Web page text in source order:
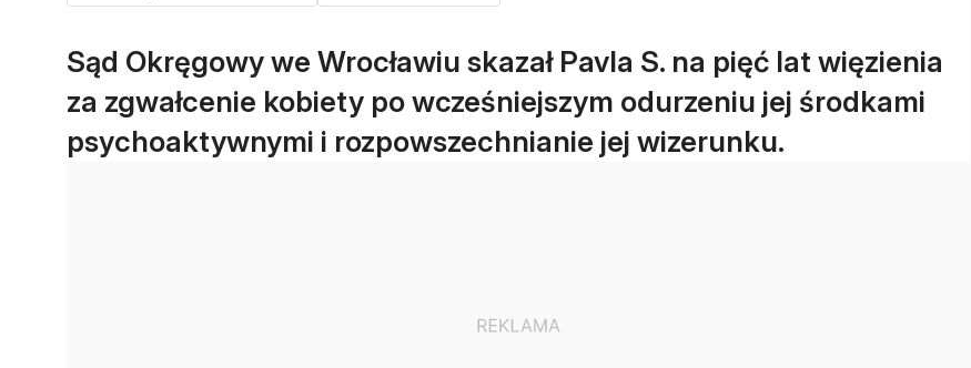
Sąd Okręgowy we Wrocławiu skazał Pavla S. na pięć lat więzienia
za zgwałcenie kobiety po wcześniejszym odurzeniu jej środkami
psychoaktywnymi i rozpowszechnianie jej wizerunku.